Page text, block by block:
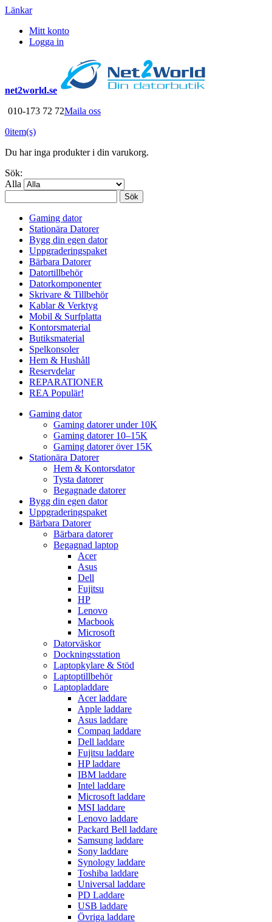
Länkar
Mitt konto
Logga in
net2world.se
010-173 72 72Maila oss
0item(s)
Du har inga produkter i din varukorg.
Sök:
Alla
Sök
Gaming dator
Stationära Datorer
Bygg din egen dator
Uppgraderingspaket
Bärbara Datorer
Datortillbehör
Datorkomponenter
Skrivare & Tillbehör
Kablar & Verktyg
Mobil & Surfplatta
Kontorsmaterial
Butiksmaterial
Spelkonsoler
Hem & Hushåll
Reservdelar
REPARATIONER
REA Populär!
Gaming dator
Gaming datorer under 10K
Gaming datorer 10–15K
Gaming datorer över 15K
Stationära Datorer
Hem & Kontorsdator
Tysta datorer
Begagnade datorer
Bygg din egen dator
Uppgraderingspaket
Bärbara Datorer
Bärbara datorer
Begagnad laptop
Acer
Asus
Dell
Fujitsu
HP
Lenovo
Macbook
Microsoft
Datorväskor
Dockningsstation
Laptopkylare & Stöd
Laptoptillbehör
Laptopladdare
Acer laddare
Apple laddare
Asus laddare
Compaq laddare
Dell laddare
Fujitsu laddare
HP laddare
IBM laddare
Intel laddare
Microsoft laddare
MSI laddare
Lenovo laddare
Packard Bell laddare
Samsung laddare
Sony laddare
Synology laddare
Toshiba laddare
Universal laddare
PD Laddare
USB laddare
Övriga laddare